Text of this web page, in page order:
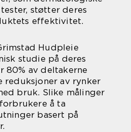
støtter deres
effektivitet.
Hudpleie
studie på deres
80% av deltakerne
reduksjoner av rynker
bruk. Slike målinger
å ta
basert på